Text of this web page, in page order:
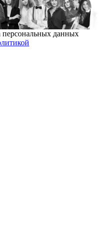
данных